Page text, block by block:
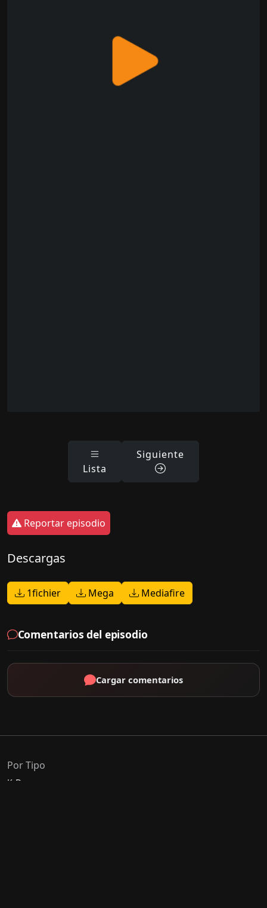
Lista
Siguiente
Reportar episodio
Descargas
1fichier Mega Mediafire
Comentarios del episodio
Cargar comentarios
Por Tipo
K-Drama